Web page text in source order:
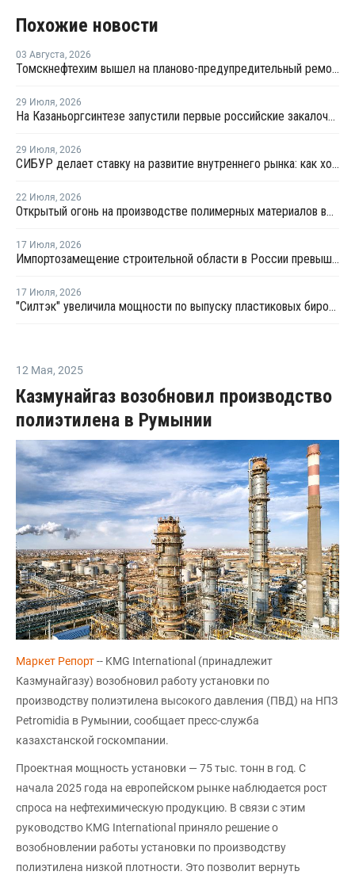
Похожие новости
03 Августа, 2026
Томскнефтехим вышел на планово-предупредительный ремонт
29 Июля, 2026
На Казаньоргсинтезе запустили первые российские закалочно-испарительные аппараты
29 Июля, 2026
СИБУР делает ставку на развитие внутреннего рынка: как холдинг стимулирует спрос на полимеры в ритейле
22 Июля, 2026
Открытый огонь на производстве полимерных материалов во Всеволожске
17 Июля, 2026
Импортозамещение строительной области в России превышает 98%
17 Июля, 2026
"Силтэк" увеличила мощности по выпуску пластиковых бирок для животных
12 Мая, 2025
Казмунайгаз возобновил производство
полиэтилена в Румынии
Маркет Репорт-- KMG International (принадлежит
Казмунайгазу) возобновил работу установки по
производству полиэтилена высокого давления (ПВД) на НПЗ
Petromidia в Румынии, сообщает пресс-служба
казахстанской госкомпании.
Проектная мощность установки — 75 тыс. тонн в год. С
начала 2025 года на европейском рынке наблюдается рост
спроса на нефтехимическую продукцию. В связи с этим
руководство KMG International приняло решение о
возобновлении работы установки по производству
полиэтилена низкой плотности. Это позволит вернуть